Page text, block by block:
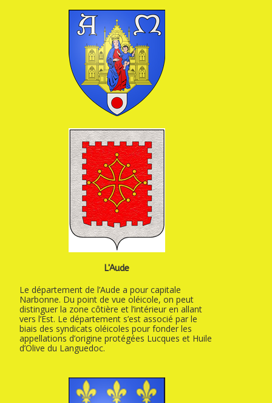
L'Aude
Le département de l’Aude a pour capitale
Narbonne. Du point de vue oléicole, on peut
distinguer la zone côtière et l’intérieur en allant
vers l’Est. Le département s’est associé par le
biais des syndicats oléicoles pour fonder les
appellations d’origine protégées Lucques et Huile
d’Olive du Languedoc.